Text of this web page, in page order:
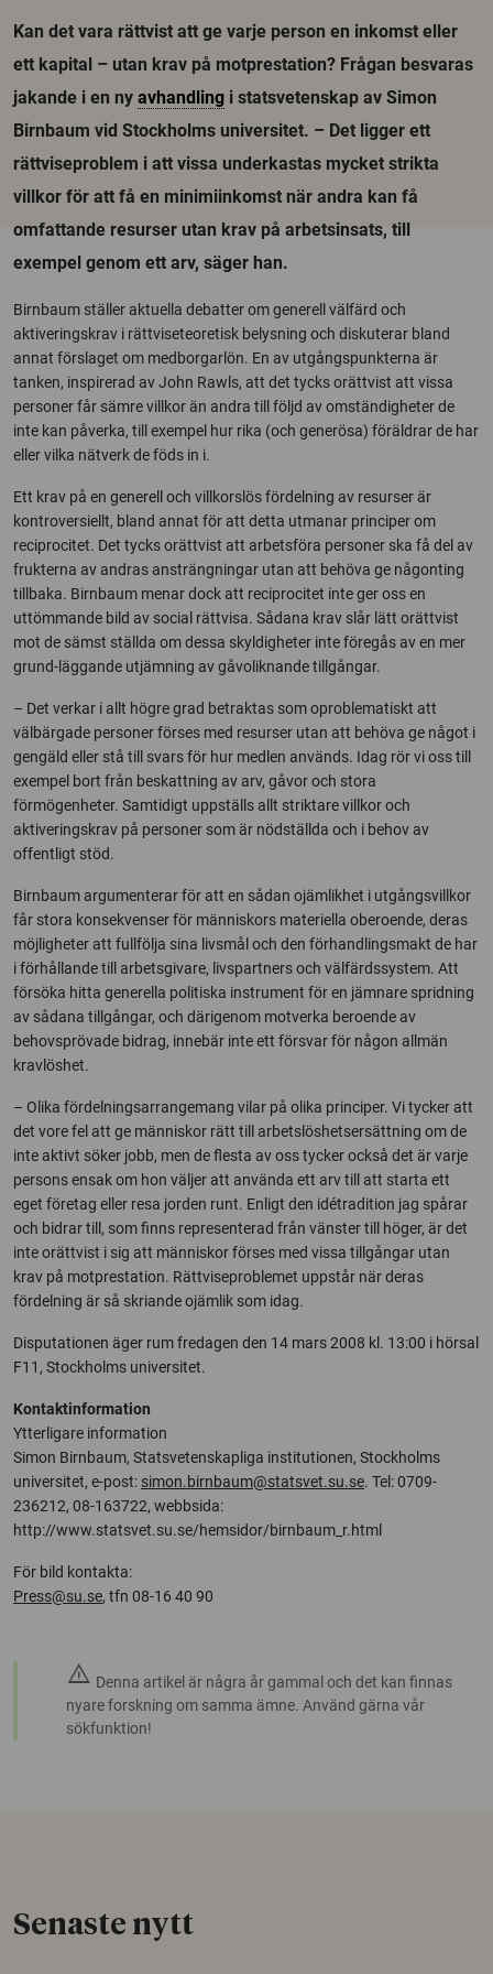
Kan det vara rättvist att ge varje person en inkomst eller
ett kapital – utan krav på motprestation? Frågan besvaras
jakande i en ny avhandling i statsvetenskap av Simon
Birnbaum vid Stockholms universitet. – Det ligger ett
rättviseproblem i att vissa underkastas mycket strikta
villkor för att få en minimiinkomst när andra kan få
omfattande resurser utan krav på arbetsinsats, till
exempel genom ett arv, säger han.
Birnbaum ställer aktuella debatter om generell välfärd och
aktiveringskrav i rättviseteoretisk belysning och diskuterar bland
annat förslaget om medborgarlön. En av utgångspunkterna är
tanken, inspirerad av John Rawls, att det tycks orättvist att vissa
personer får sämre villkor än andra till följd av omständigheter de
inte kan påverka, till exempel hur rika (och generösa) föräldrar de har
eller vilka nätverk de föds in i.
Ett krav på en generell och villkorslös fördelning av resurser är
kontroversiellt, bland annat för att detta utmanar principer om
reciprocitet. Det tycks orättvist att arbetsföra personer ska få del av
frukterna av andras ansträngningar utan att behöva ge någonting
tillbaka. Birnbaum menar dock att reciprocitet inte ger oss en
uttömmande bild av social rättvisa. Sådana krav slår lätt orättvist
mot de sämst ställda om dessa skyldigheter inte föregås av en mer
grund-läggande utjämning av gåvoliknande tillgångar.
– Det verkar i allt högre grad betraktas som oproblematiskt att
välbärgade personer förses med resurser utan att behöva ge något i
gengäld eller stå till svars för hur medlen används. Idag rör vi oss till
exempel bort från beskattning av arv, gåvor och stora
förmögenheter. Samtidigt uppställs allt striktare villkor och
aktiveringskrav på personer som är nödställda och i behov av
offentligt stöd.
Birnbaum argumenterar för att en sådan ojämlikhet i utgångsvillkor
får stora konsekvenser för människors materiella oberoende, deras
möjligheter att fullfölja sina livsmål och den förhandlingsmakt de har
i förhållande till arbetsgivare, livspartners och välfärdssystem. Att
försöka hitta generella politiska instrument för en jämnare spridning
av sådana tillgångar, och därigenom motverka beroende av
behovsprövade bidrag, innebär inte ett försvar för någon allmän
kravlöshet.
– Olika fördelningsarrangemang vilar på olika principer. Vi tycker att
det vore fel att ge människor rätt till arbetslöshetsersättning om de
inte aktivt söker jobb, men de flesta av oss tycker också det är varje
persons ensak om hon väljer att använda ett arv till att starta ett
eget företag eller resa jorden runt. Enligt den idétradition jag spårar
och bidrar till, som finns representerad från vänster till höger, är det
inte orättvist i sig att människor förses med vissa tillgångar utan
krav på motprestation. Rättviseproblemet uppstår när deras
fördelning är så skriande ojämlik som idag.
Disputationen äger rum fredagen den 14 mars 2008 kl. 13:00 i hörsal
F11, Stockholms universitet.
Kontaktinformation
Ytterligare information
Simon Birnbaum, Statsvetenskapliga institutionen, Stockholms
universitet, e-post: simon.birnbaum@statsvet.su.se. Tel: 0709-
236212, 08-163722, webbsida:
http://www.statsvet.su.se/hemsidor/birnbaum_r.html
För bild kontakta:
Press@su.se, tfn 08-16 40 90
warning Denna artikel är några år gammal och det kan finnas
nyare forskning om samma ämne. Använd gärna vår
sökfunktion!
Senaste nytt